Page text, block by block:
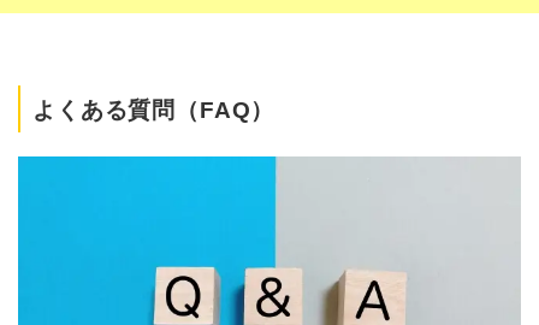
よくある質問（FAQ）